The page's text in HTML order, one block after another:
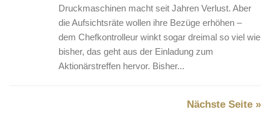
Druckmaschinen macht seit Jahren Verlust. Aber
die Aufsichtsräte wollen ihre Bezüge erhöhen –
dem Chefkontrolleur winkt sogar dreimal so viel wie
bisher, das geht aus der Einladung zum
Aktionärstreffen hervor. Bisher...
Nächste Seite »